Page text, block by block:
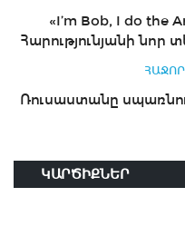
«I’m Bob, I do the
Հարությունյանի նոր
Ռուսաստանը սպառնում
ԿԱՐԾԻՔՆԵՐ